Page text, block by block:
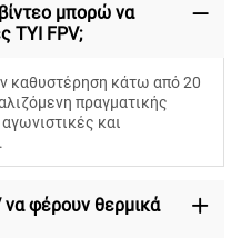
μπορώ να
TYI FPV;
καθυστέρηση κάτω από 20
πραγματικής
και
φέρουν θερμικά